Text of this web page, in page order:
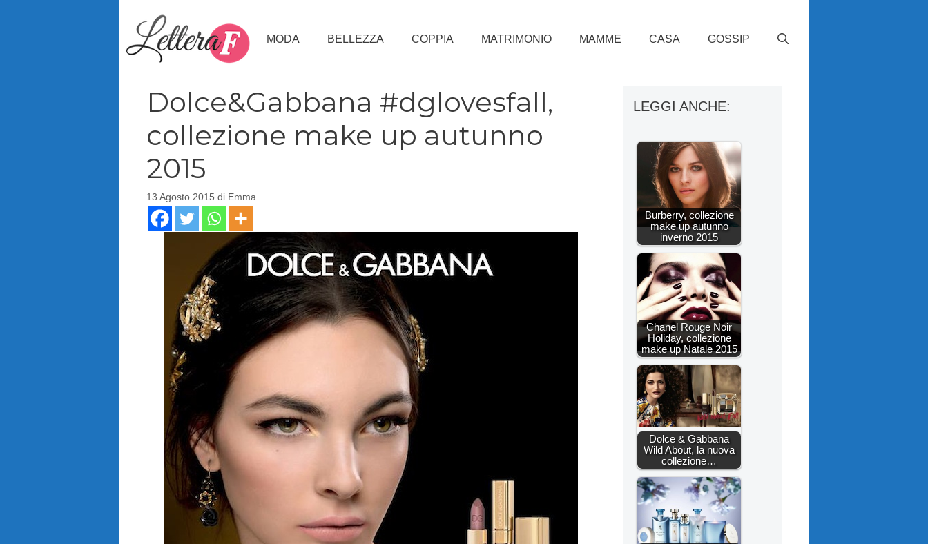
MODA BELLEZZA COPPIA MATRIMONIO MAMME CASA GOSSIP
Dolce&Gabbana #dglovesfall,
collezione make up autunno
2015
13 Agosto 2015 di Emma
LEGGI ANCHE:
Burberry, collezione
make up autunno
inverno 2015
Chanel Rouge Noir
Holiday, collezione
make up Natale 2015
Dolce & Gabbana
Wild About, la nuova
collezione…